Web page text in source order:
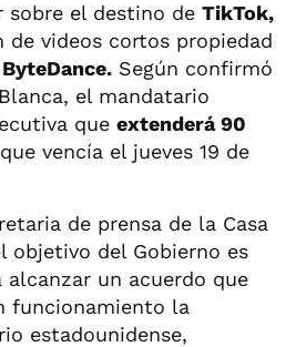
sobre el destino de TikTok,
videos cortos propiedad
ByteDance. Según confirmó
el mandatario
que extenderá 90
vencía el jueves 19 de
de prensa de la Casa
objetivo del Gobierno es
un acuerdo que
funcionamiento la
estadounidense,